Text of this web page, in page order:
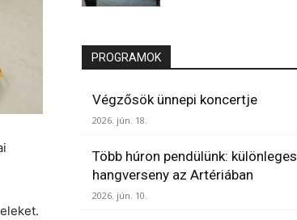
PROGRAMOK
Végzősök ünnepi koncertje
2026. jún. 18.
Több húron pendülünk: különleges
hangverseny az Artériában
2026. jún. 10.